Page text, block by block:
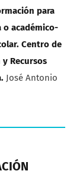
para
académico-
Centro de
Recursos
José Antonio